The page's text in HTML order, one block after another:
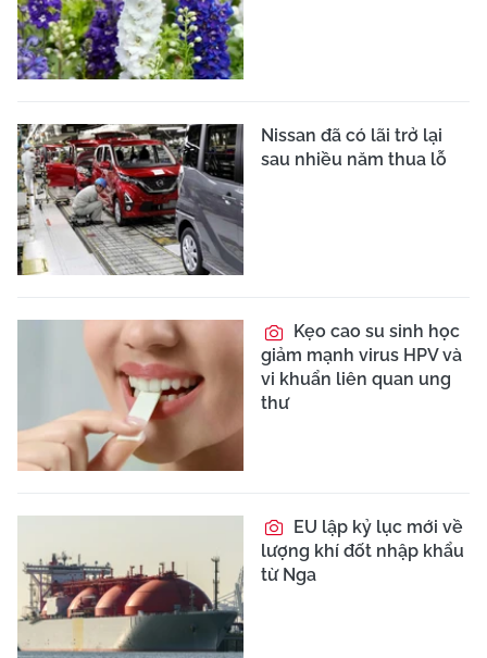
Nissan đã có lãi trở lại
sau nhiều năm thua lỗ
Kẹo cao su sinh học
giảm mạnh virus HPV và
vi khuẩn liên quan ung
thư
EU lập kỷ lục mới về
lượng khí đốt nhập khẩu
từ Nga